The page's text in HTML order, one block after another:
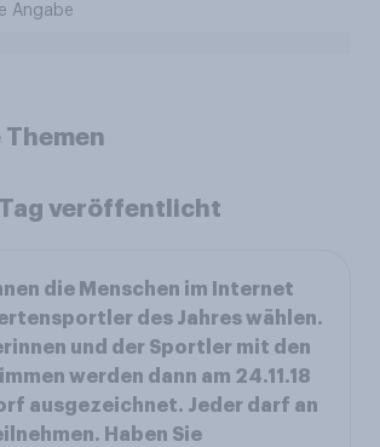
Angabe
veröffentlicht
die Menschen im Internet
des Jahres wählen.
und der Sportler mit den
werden dann am 24.11.18
ausgezeichnet. Jeder darf an
Haben Sie